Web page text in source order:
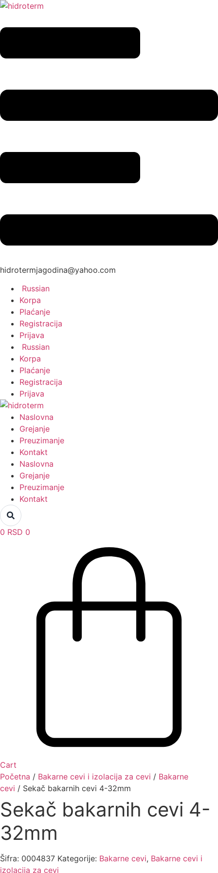
hidrotermjagodina@yahoo.com
Russian
Korpa
Plaćanje
Registracija
Prijava
Russian
Korpa
Plaćanje
Registracija
Prijava
Naslovna
Grejanje
Preuzimanje
Kontakt
Naslovna
Grejanje
Preuzimanje
Kontakt
0 RSD 0
Cart
Početna / Bakarne cevi i izolacija za cevi / Bakarne
cevi / Sekač bakarnih cevi 4-32mm
Sekač bakarnih cevi 4-
32mm
Šifra: 0004837 Kategorije: Bakarne cevi, Bakarne cevi i
izolacija za cevi